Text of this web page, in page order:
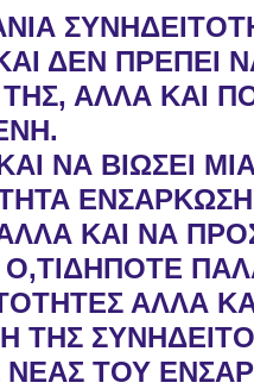
ΔΕΝ ΠΡΕΠΕΙ
ΑΛΛΑ ΚΑΙ
ΝΑ ΒΙΩΣΕΙ
ΚΑΙ ΝΑ
ΑΛΛΑ
ΤΗΣ
ΤΟΥ